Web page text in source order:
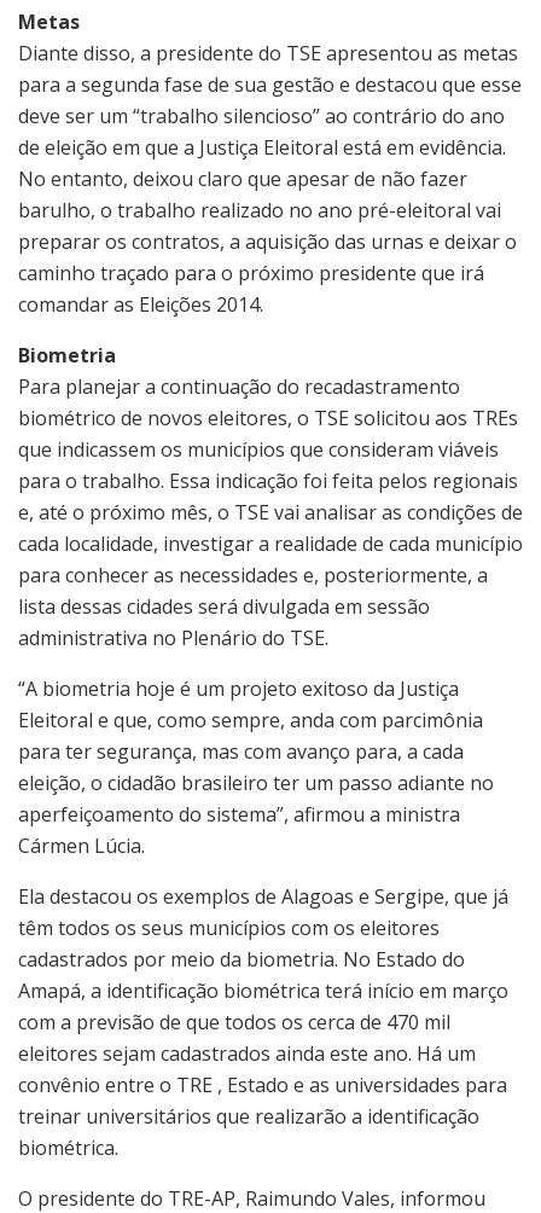
Metas
Diante disso, a presidente do TSE apresentou as metas
para a segunda fase de sua gestão e destacou que esse
deve ser um “trabalho silencioso” ao contrário do ano
de eleição em que a Justiça Eleitoral está em evidência.
No entanto, deixou claro que apesar de não fazer
barulho, o trabalho realizado no ano pré-eleitoral vai
preparar os contratos, a aquisição das urnas e deixar o
caminho traçado para o próximo presidente que irá
comandar as Eleições 2014.
Biometria
Para planejar a continuação do recadastramento
biométrico de novos eleitores, o TSE solicitou aos TREs
que indicassem os municípios que consideram viáveis
para o trabalho. Essa indicação foi feita pelos regionais
e, até o próximo mês, o TSE vai analisar as condições de
cada localidade, investigar a realidade de cada município
para conhecer as necessidades e, posteriormente, a
lista dessas cidades será divulgada em sessão
administrativa no Plenário do TSE.
“A biometria hoje é um projeto exitoso da Justiça
Eleitoral e que, como sempre, anda com parcimônia
para ter segurança, mas com avanço para, a cada
eleição, o cidadão brasileiro ter um passo adiante no
aperfeiçoamento do sistema”, afirmou a ministra
Cármen Lúcia.
Ela destacou os exemplos de Alagoas e Sergipe, que já
têm todos os seus municípios com os eleitores
cadastrados por meio da biometria. No Estado do
Amapá, a identificação biométrica terá início em março
com a previsão de que todos os cerca de 470 mil
eleitores sejam cadastrados ainda este ano. Há um
convênio entre o TRE , Estado e as universidades para
treinar universitários que realizarão a identificação
biométrica.
O presidente do TRE-AP, Raimundo Vales, informou